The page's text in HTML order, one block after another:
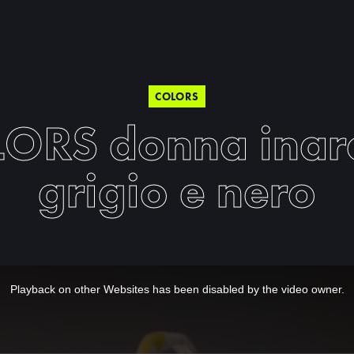
COLORS
donna
grigio e nero
Playback on other Websites has been disabled by the video owner.